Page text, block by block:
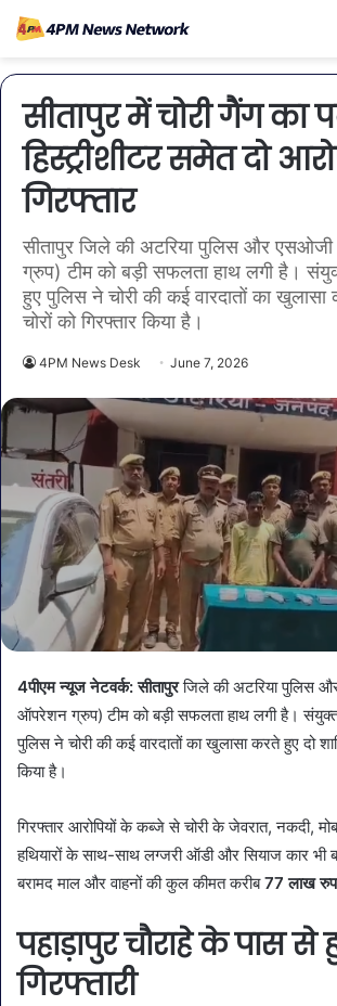
सीतापुर में चोरी गैंग का
हिस्ट्रीशीटर समेत दो
गिरफ्तार
सीतापुर जिले की अटरिया पुलिस और
ग्रुप) टीम को बड़ी सफलता हाथ लगी है।
हुए पुलिस ने चोरी की कई वारदातों का खुलासा
चोरों को गिरफ्तार किया है।
4PM News Desk June 7, 2026
4पीएम न्यूज नेटवर्क: सीतापुरजिले की अटरिया पुलिस
ऑपरेशन ग्रुप) टीम को बड़ी सफलता हाथ लगी है। संयुक्त
पुलिस ने चोरी की कई वारदातों का खुलासा करते हुए दो
किया है।
गिरफ्तार आरोपियों के कब्जे से चोरी के जेवरात, नकदी,
हथियारों के साथ-साथ लग्जरी ऑडी और सियाज कार भी
बरामद माल और वाहनों की कुल कीमत करीब77 लाख
पहाड़ापुर चौराहे के पास से
गिरफ्तारी